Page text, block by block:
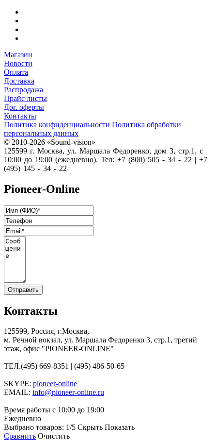
Магазин
Новости
Оплата
Доставка
Распродажа
Прайс листы
Дог. оферты
Контакты
Политика конфиденциальности Политика обработки
персональных данных
© 2010-2026 «Sound-vision»
125599 г. Москва, ул. Маршала Федоренко, дом 3, стр.1, с
10:00 до 19:00 (ежедневно). Тел: +7 (800) 505 - 34 - 22 | +7
(495) 145 - 34 - 22
Pioneer-Online
Контакты
125599, Россия, г.Москва,
м. Речной вокзал, ул. Маршала Федоренко 3, стр.1, третий
этаж, офис "PIONEER-ONLINE"
ТЕЛ.(495) 669-8351 | (495) 486-50-65
SKYPE: pioneer-online
EMAIL: info@pioneer-online.ru
Время работы с 10:00 до 19:00
Ежедневно
Выбрано товаров: 1/5 Скрыть Показать
Сравнить Очистить